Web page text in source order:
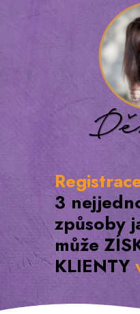
3
způsoby
může
KLIENTY